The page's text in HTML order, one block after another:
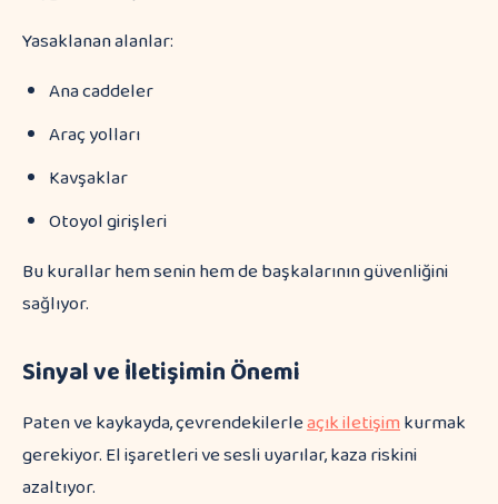
Yasaklanan alanlar:
Ana caddeler
Araç yolları
Kavşaklar
Otoyol girişleri
Bu kurallar hem senin hem de başkalarının güvenliğini
sağlıyor.
Sinyal ve İletişimin Önemi
Paten ve kaykayda, çevrendekilerleaçık iletişimkurmak
gerekiyor. El işaretleri ve sesli uyarılar, kaza riskini
azaltıyor.